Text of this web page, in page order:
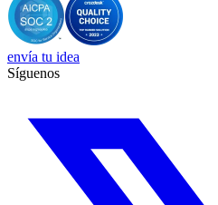
envía tu idea
Síguenos